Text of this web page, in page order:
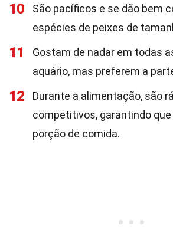
10
São pacíficos e se dão bem
espécies de peixes de
11
Gostam de nadar em todas
aquário, mas preferem a
12
Durante a alimentação, são
competitivos, garantindo
porção de comida.